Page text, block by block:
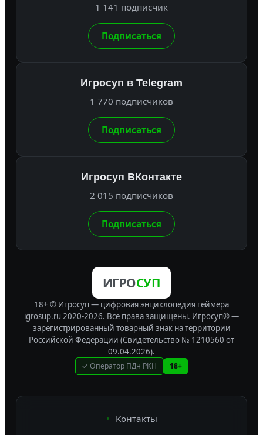
1 141 подписчик
Подписаться
Игросуп в Telegram
1 770 подписчиков
Подписаться
Игросуп ВКонтакте
2 015 подписчиков
Подписаться
ИГРОСУП
18+ © Игросуп — цифровая энциклопедия геймера
igrosup.ru 2020-2026. Все права защищены. Игросуп® —
зарегистрированный товарный знак на территории
Российской Федерации (Свидетельство № 1210560 от
09.04.2026).
✓ Оператор ПДн РКН 18+
Контакты